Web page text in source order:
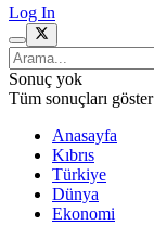
Log In
Sonuç yok
Tüm sonuçları göster
Anasayfa
Kıbrıs
Türkiye
Dünya
Ekonomi